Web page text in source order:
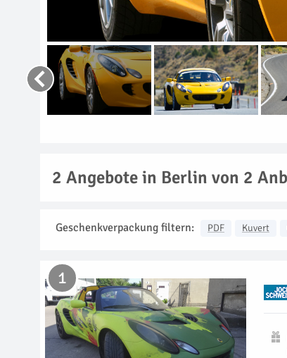
2 Angebote in Berlin von 2
Geschenkverpackung filtern: PDF Kuvert
1